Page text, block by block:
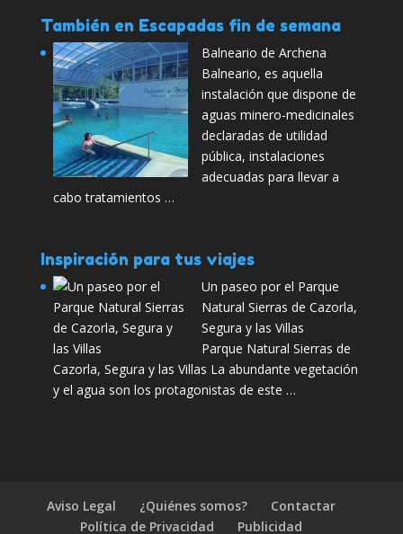
También en Escapadas fin de semana
Balneario de Archena
Balneario, es aquella
instalación que dispone de
aguas minero-medicinales
declaradas de utilidad
pública, instalaciones
adecuadas para llevar a
cabo tratamientos …
Inspiración para tus viajes
Un paseo por el Parque
Natural Sierras de Cazorla,
Segura y las Villas
Parque Natural Sierras de
Cazorla, Segura y las Villas La abundante vegetación
y el agua son los protagonistas de este …
Aviso Legal ¿Quiénes somos?
Contactar
Política de Privacidad
Publicidad